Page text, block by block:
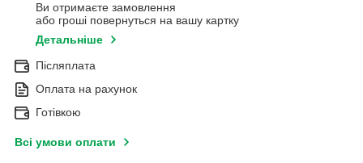
Ви отримаєте замовлення
або гроші повернуться на вашу картку
Детальніше
Післяплата
Оплата на рахунок
Готівкою
Всі умови оплати